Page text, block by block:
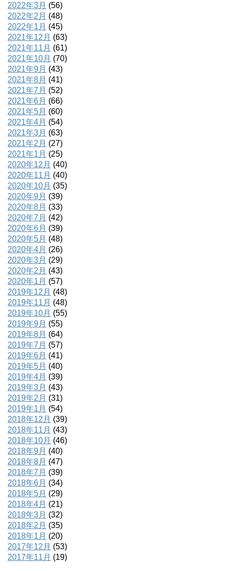
2022年3月 (56)
2022年2月 (48)
2022年1月 (45)
2021年12月 (63)
2021年11月 (61)
2021年10月 (70)
2021年9月 (43)
2021年8月 (41)
2021年7月 (52)
2021年6月 (66)
2021年5月 (60)
2021年4月 (54)
2021年3月 (63)
2021年2月 (27)
2021年1月 (25)
2020年12月 (40)
2020年11月 (40)
2020年10月 (35)
2020年9月 (39)
2020年8月 (33)
2020年7月 (42)
2020年6月 (39)
2020年5月 (48)
2020年4月 (26)
2020年3月 (29)
2020年2月 (43)
2020年1月 (57)
2019年12月 (48)
2019年11月 (48)
2019年10月 (55)
2019年9月 (55)
2019年8月 (64)
2019年7月 (57)
2019年6月 (41)
2019年5月 (40)
2019年4月 (39)
2019年3月 (43)
2019年2月 (31)
2019年1月 (54)
2018年12月 (39)
2018年11月 (43)
2018年10月 (46)
2018年9月 (40)
2018年8月 (47)
2018年7月 (39)
2018年6月 (34)
2018年5月 (29)
2018年4月 (21)
2018年3月 (32)
2018年2月 (35)
2018年1月 (20)
2017年12月 (53)
2017年11月 (19)